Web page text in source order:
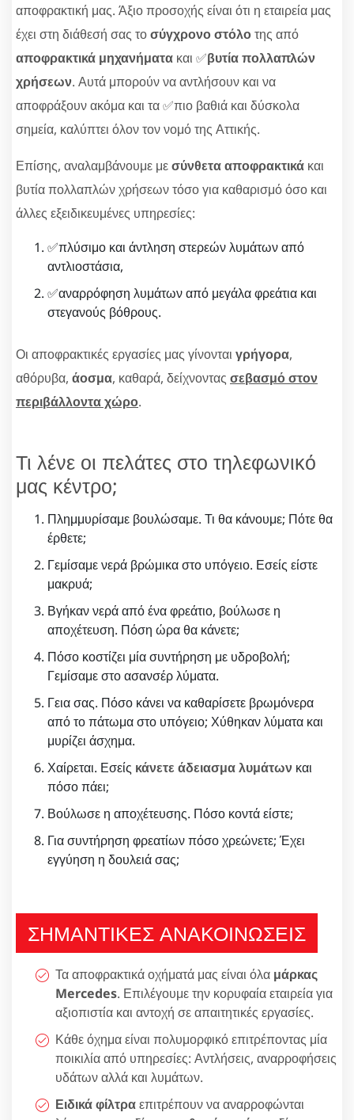
αποφρακτική μας. Άξιο προσοχής είναι ότι η εταιρεία μας
έχει στη διάθεσή σας τοσύγχρονο στόλοτης από
αποφρακτικά μηχανήματα και ✅βυτία πολλαπλών
χρήσεων. Αυτά μπορούν να αντλήσουν και να
αποφράξουν ακόμα και τα ✅πιο βαθιά και δύσκολα
σημεία, καλύπτει όλον τον νομό της Αττικής.
Επίσης, αναλαμβάνουμε μεσύνθετα αποφρακτικά και
βυτία πολλαπλών χρήσεων τόσο για καθαρισμό όσο και
άλλες εξειδικευμένες υπηρεσίες:
✅πλύσιμο και άντληση στερεών λυμάτων από
αντλιοστάσια,
✅αναρρόφηση λυμάτων από μεγάλα φρεάτια και
στεγανούς βόθρους.
Οι αποφρακτικές εργασίες μας γίνονται γρήγορα,
αθόρυβα, άοσμα, καθαρά, δείχνοντας σεβασμό στον
περιβάλλοντα χώρο.
Τι λένε οι πελάτες στο τηλεφωνικό
μας κέντρο;
Πλημμυρίσαμε βουλώσαμε. Τι θα κάνουμε; Πότε θα
έρθετε;
Γεμίσαμε νερά βρώμικα στο υπόγειο. Εσείς είστε
μακρυά;
Βγήκαν νερά από ένα φρεάτιο, βούλωσε η
αποχέτευση. Πόση ώρα θα κάνετε;
Πόσο κοστίζει μία συντήρηση με υδροβολή;
Γεμίσαμε στο ασανσέρ λύματα.
Γεια σας. Πόσο κάνει να καθαρίσετε βρωμόνερα
από το πάτωμα στο υπόγειο; Χύθηκαν λύματα και
μυρίζει άσχημα.
Χαίρεται. Εσείς κάνετε άδειασμα λυμάτων και
πόσο πάει;
Βούλωσε η αποχέτευσης. Πόσο κοντά είστε;
Για συντήρηση φρεατίων πόσο χρεώνετε; Έχει
εγγύηση η δουλειά σας;
ΣΗΜΑΝΤΙΚΕΣ ΑΝΑΚΟΙΝΩΣΕΙΣ
Τα αποφρακτικά οχήματά μας είναι όλα μάρκας
Mercedes. Επιλέγουμε την κορυφαία εταιρεία για
αξιοπιστία και αντοχή σε απαιτητικές εργασίες.
Κάθε όχημα είναι πολυμορφικό επιτρέποντας μία
ποικιλία από υπηρεσίες: Αντλήσεις, αναρροφήσεις
υδάτων αλλά και λυμάτων.
Ειδικά φίλτραεπιτρέπουν να αναρροφώνται